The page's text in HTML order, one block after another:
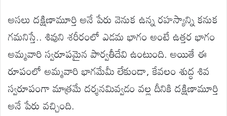
అసలు దక్షిణామూర్తి అనే పేరు వెనుక ఉన్న రహస్యాన్ని కనుక
గమనిస్తే.. శివుని శరీరంలో ఎడమ భాగం అంటే ఉత్తర భాగం
అమ్మవారి స్వరూపమైన పార్వతీదేవి ఉంటుంది. అయితే ఈ
రూపంలో అమ్మవారి భాగమేమీ లేకుండా, కేవలం శుద్ధ శివ
స్వరూపంగా మాత్రమే దర్శనమివ్వడం వల్ల దీనికి దక్షిణామూర్తి
అనే పేరు వచ్చింది.